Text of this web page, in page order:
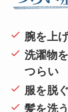
腕を上
洗濯物
つらい
服を脱
髪を洗